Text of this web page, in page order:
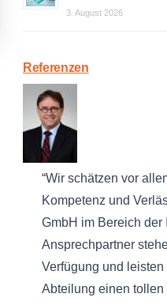
3. August 2026
Referenzen
Wir schätzen vor
Kompetenz und
GmbH im Bereich der
Ansprechpartner
Verfügung und leisten
Abteilung einen tollen